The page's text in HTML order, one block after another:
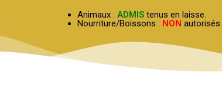
Animaux : ADMIS tenus en laisse.
Nourriture/Boissons : NON autorisés.